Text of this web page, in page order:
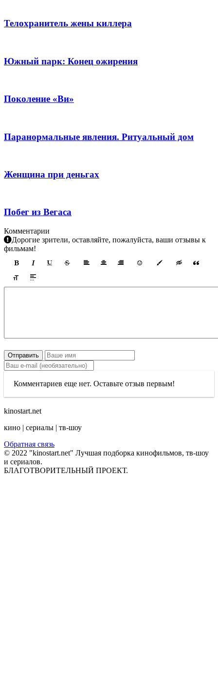
Телохранитель жены киллера
Южный парк: Конец ожирения
Поколение «Ви»
Паранормальные явления. Ритуальный дом
Женщина при деньгах
Побег из Вегаса
Комментарии
Дорогие зрители, оставляйте, пожалуйста, ваши отзывы к
фильмам!
Отправить
Комментариев еще нет. Оставьте отзыв первым!
kinostart.net
кино | сериалы | тв-шоу
Обратная связь
© 2022 "kinostart.net" Лучшая подборка кинофильмов, тв-шоу
и сериалов.
БЛАГОТВОРИТЕЛЬНЫЙ ПРОЕКТ.